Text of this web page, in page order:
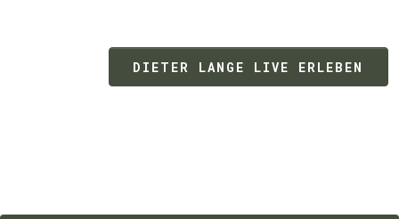
DIETER LANGE LIVE ERLEBEN